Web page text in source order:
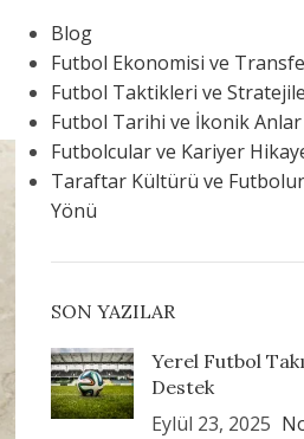
Blog
Futbol Ekonomisi ve
Futbol Taktikleri ve
Futbol Tarihi ve İkonik Anlar
Futbolcular ve Kariyer
Taraftar Kültürü ve
Yönü
SON YAZILAR
Yerel Futbol
Destek
Eylül 23, 2025